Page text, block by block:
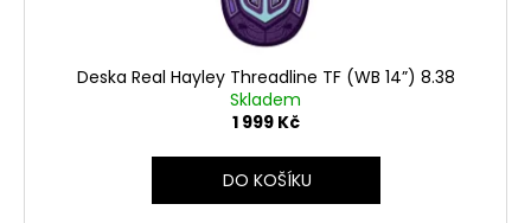
Deska Real Hayley Threadline TF (WB 14”) 8.38
Skladem
1 999 Kč
DO KOŠÍKU